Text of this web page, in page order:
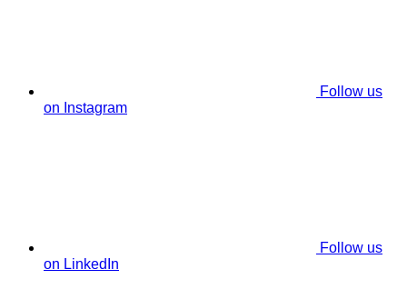
Follow us
on Instagram
Follow us
on LinkedIn